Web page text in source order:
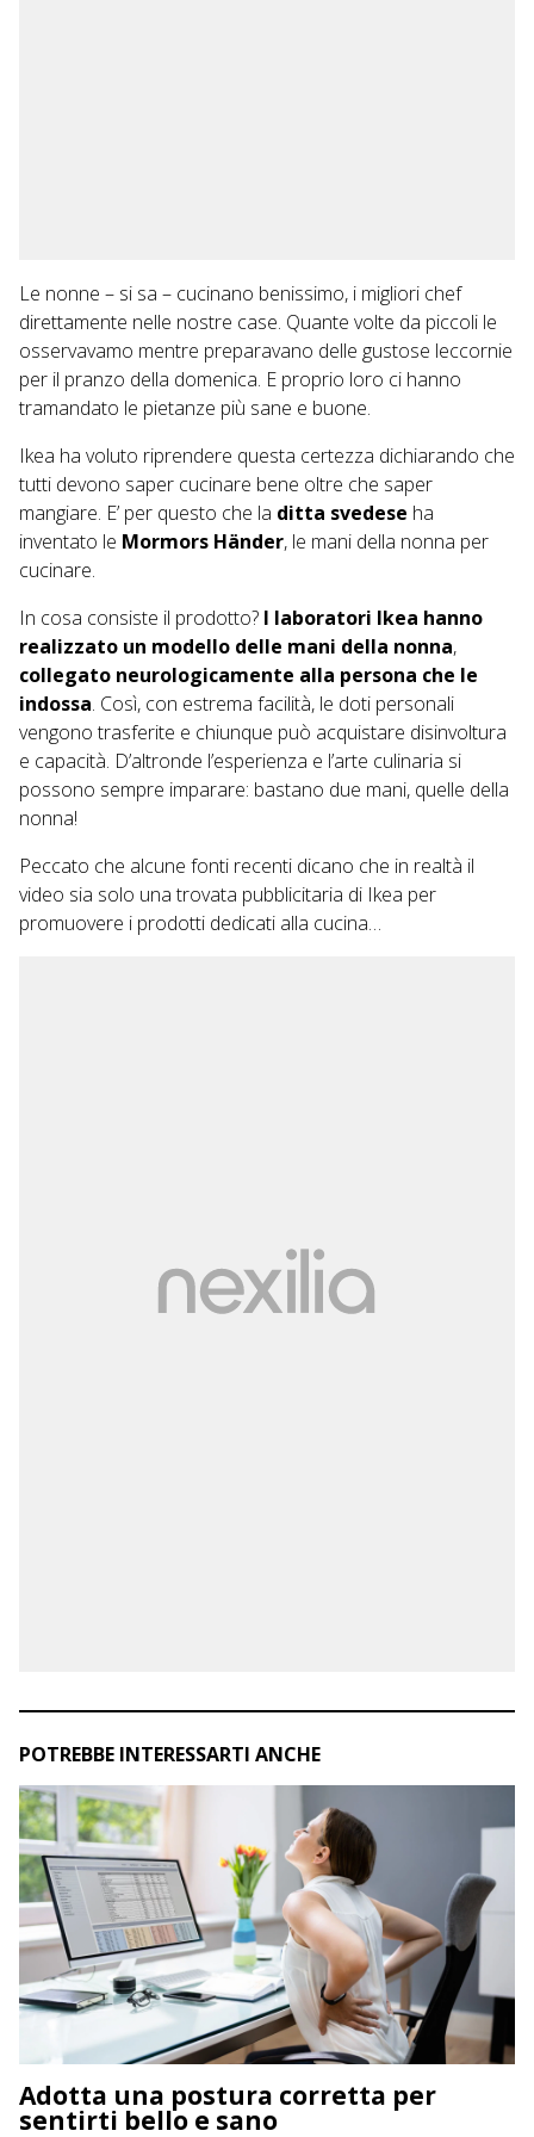
Le nonne – si sa – cucinano benissimo, i migliori chef
direttamente nelle nostre case. Quante volte da piccoli le
osservavamo mentre preparavano delle gustose leccornie
per il pranzo della domenica. E proprio loro ci hanno
tramandato le pietanze più sane e buone.
Ikea ha voluto riprendere questa certezza dichiarando che
tutti devono saper cucinare bene oltre che saper
mangiare. E’ per questo che la ditta svedese ha
inventato le Mormors Händer, le mani della nonna per
cucinare.
In cosa consiste il prodotto? I laboratori Ikea hanno
realizzato un modello delle mani della nonna,
collegato neurologicamente alla persona che le
indossa. Così, con estrema facilità, le doti personali
vengono trasferite e chiunque può acquistare disinvoltura
e capacità. D’altronde l’esperienza e l’arte culinaria si
possono sempre imparare: bastano due mani, quelle della
nonna!
Peccato che alcune fonti recenti dicano che in realtà il
video sia solo una trovata pubblicitaria di Ikea per
promuovere i prodotti dedicati alla cucina…
POTREBBE INTERESSARTI ANCHE
Adotta una postura corretta per
sentirti bello e sano